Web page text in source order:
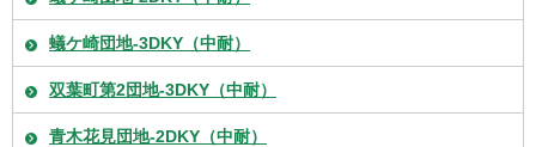
蟻ケ崎団地-3DKY（中耐）
双葉町第2団地-3DKY（中耐）
青木花見団地-2DKY（中耐）